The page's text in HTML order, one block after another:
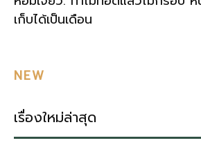
เก็บได้เป็นเดือน
NEW
เรื่องใหม่ล่าสุด